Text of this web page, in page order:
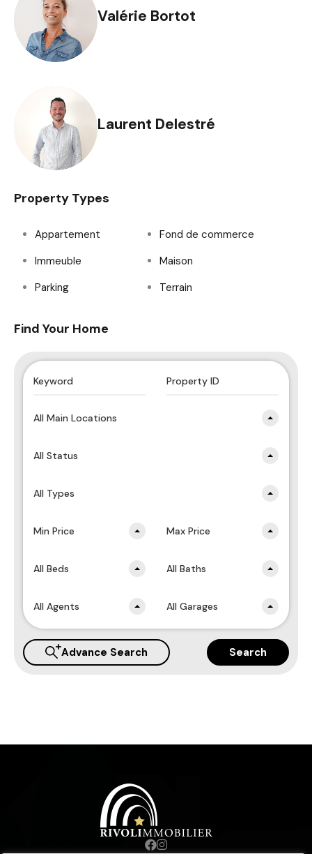
Valérie Bortot
Laurent Delestré
Property Types
Appartement
Fond de commerce
Immeuble
Maison
Parking
Terrain
Find Your Home
All Main Locations
All Status
All Types
Min Price Max Price
All Beds All Baths
All Agents All Garages
Advance Search Search